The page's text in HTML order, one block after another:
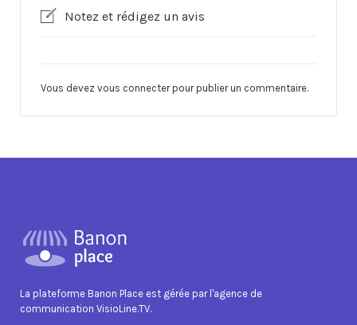
Notez et rédigez un avis
Vous devez vous connecterpour publier un commentaire.
La plateforme Banon Place est gérée par l'agence de
communication VisioLine.TV.